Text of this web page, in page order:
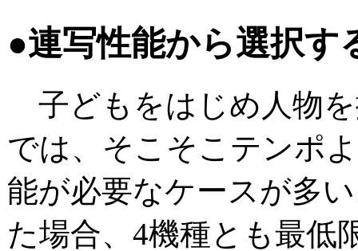
●連写性能から選択す
子どもをはじめ人物
では、そこそこテンポ
能が必要なケースが多
た場合、4機種とも最低